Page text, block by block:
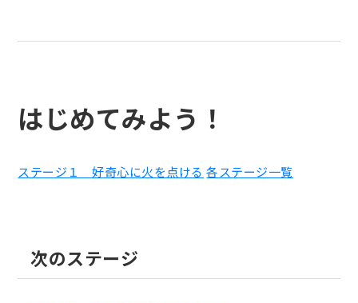
はじめてみよう！
ステージ１ 好奇心に火を点ける 各ステージ一覧
次のステージ